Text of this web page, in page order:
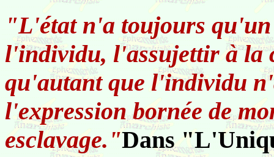
"L'état n'a toujours
l'individu, l'assujettir à la
qu'autant que l'individu
l'expression bornée de
esclavage."Dans